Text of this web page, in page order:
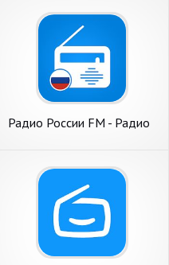
Радио России FM - Радио